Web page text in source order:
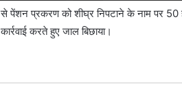
से पेंशन प्रकरण को शीघ्र निपटाने के नाम पर
करते हुए जाल बिछाया।